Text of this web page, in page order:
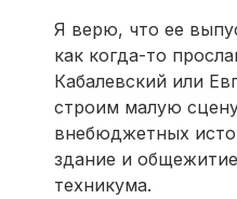
Я верю, что ее
как когда-то
Кабалевский или
строим малую
внебюджетных
здание и
техникума.